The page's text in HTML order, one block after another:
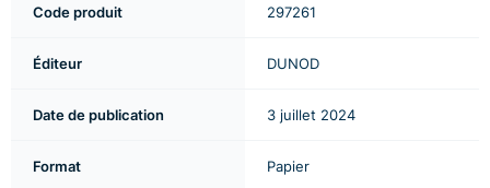
Code produit 297261
Éditeur DUNOD
Date de publication 3 juillet 2024
Format Papier